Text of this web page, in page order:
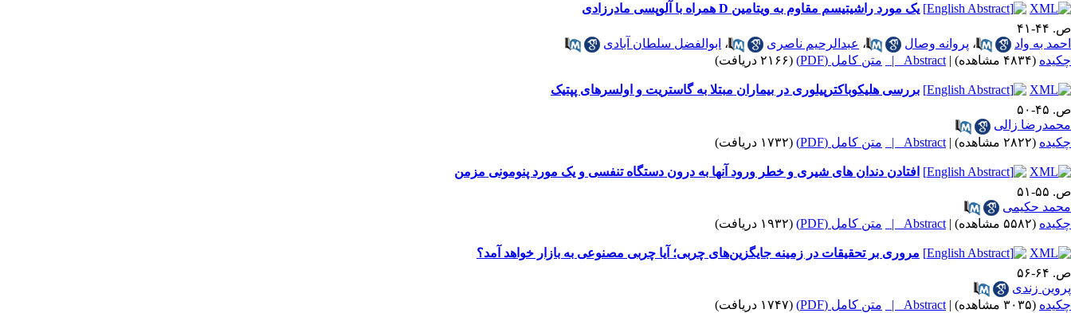
یک مورد راشیتیسم مقاوم به ویتامین D همراه با آلوپسی مادرزادی
ص. ۴۴-۴۱
احمد به واد
، پروانه وصال ، عبدالرحیم ناصری ، ابوالفضل سلطان آبادی
چکیده (۴۸۳۴ مشاهده) |
Abstract | متن کامل (PDF) (۲۱۶۶ دریافت)
بررسی هلیکوباکترپیلوری در بیماران مبتلا به گاستریت و اولسرهای پپتیک
ص. ۴۵-۵۰
محمدرضا زالی
چکیده (۲۸۲۲ مشاهده) |
Abstract | متن کامل (PDF) (۱۷۳۲ دریافت)
افتادن دندان های شیری و خطر ورود آنها به درون دستگاه تنفسی و یک مورد پنومونی مزمن
ص. ۵۵-۵۱
محمد حکیمی
چکیده (۵۵۸۲ مشاهده) |
Abstract | متن کامل (PDF) (۱۹۳۲ دریافت)
مروری بر تحقیقات در زمینه جایگزین‌های چربی؛ آیا چربی مصنوعی به بازار خواهد آمد؟
ص. ۶۴-۵۶
پروین زندی
چکیده (۳۰۳۵ مشاهده) |
Abstract | متن کامل (PDF) (۱۷۴۷ دریافت)